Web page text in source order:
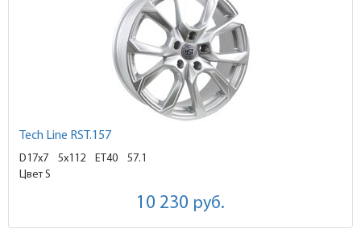
Tech Line RST.157
D17x7 5x112 ET40
57.1
Цвет S
10 230 руб.